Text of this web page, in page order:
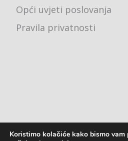
Opći uvjeti poslovanja
Pravila privatnosti
Koristimo kolačiće kako bismo